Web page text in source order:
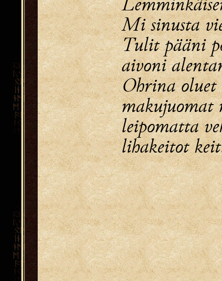
Mi sinusta
Tulit pääni
aivoni
Ohrina
makujuomat
leipomatta
lihakeitot